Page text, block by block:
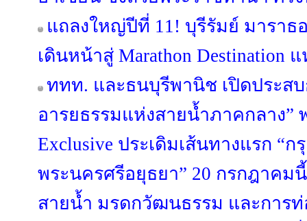
แถลงใหญ่ปีที่ 11! บุรีรัมย์ มาราธ
เดินหน้าสู่ Marathon Destination แ
ททท. และธนบุรีพานิช เปิดประสบ
อารยธรรมแห่งสายน้ำภาคกลาง”
Exclusive ประเดิมเส้นทางแรก “ก
พระนครศรีอยุธยา” 20 กรกฎาคม
สายน้ำ มรดกวัฒนธรรม และการท่